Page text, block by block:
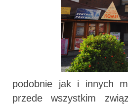
podobnie jak i innych
przede wszystkim